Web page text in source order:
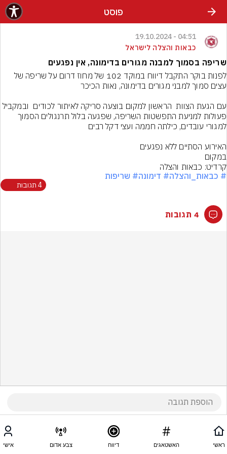
פוסט
04:51 - 19.10.2024
כבאות והצלה לישראל
שריפה בסמוך למבנה מגורים בדימונה, אין נפגעים
במקום
קרדיט: כבאות והצלה
# כבאות_והצלה# דימונה# שריפות
4 תגובות
4 תגובות
ראשי האשטאגים דיווח צבע אדום אישי